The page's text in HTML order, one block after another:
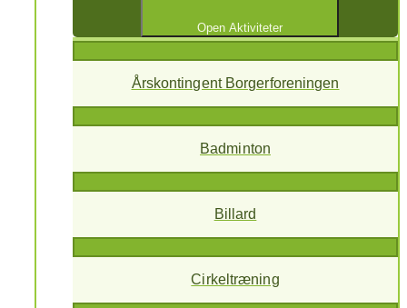
Open Aktiviteter
Årskontingent Borgerforeningen
Badminton
Billard
Cirkeltræning